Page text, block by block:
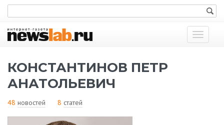
Показать
меню
КОНСТАНТИНОВ ПЕТР
АНАТОЛЬЕВИЧ
48 новостей 8 статей